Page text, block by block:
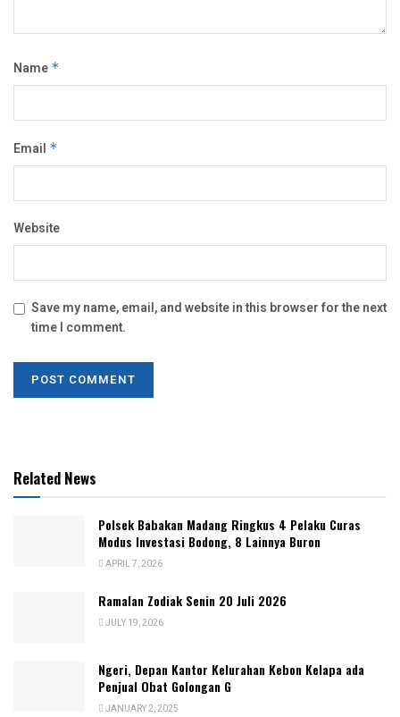
Name *
Email *
Website
Save my name, email, and website in this browser for the next
time I comment.
Related News
Polsek Babakan Madang Ringkus 4 Pelaku Curas
Modus Investasi Bodong, 8 Lainnya Buron
APRIL 7, 2026
Ramalan Zodiak Senin 20 Juli 2026
JULY 19, 2026
Ngeri, Depan Kantor Kelurahan Kebon Kelapa ada
Penjual Obat Golongan G
JANUARY 2, 2025